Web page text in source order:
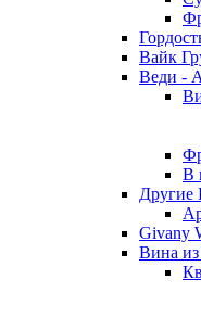
Вайк
Веди -
В
Другие
Givany
Вина из